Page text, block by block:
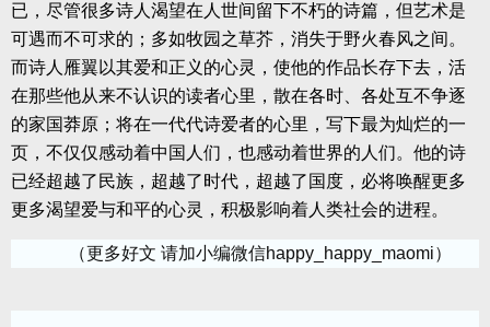
已，尽管很多诗人渴望在人世间留下不朽的诗篇，但艺术是
可遇而不可求的；多如牧园之草芥，消失于野火春风之间。
而诗人雁翼以其爱和正义的心灵，使他的作品长存下去，活
在那些他从来不认识的读者心里，散在各时、各处互不争逐
的家国莽原；将在一代代诗爱者的心里，写下最为灿烂的一
页，不仅仅感动着中国人们，也感动着世界的人们。他的诗
已经超越了民族，超越了时代，超越了国度，必将唤醒更多
更多渴望爱与和平的心灵，积极影响着人类社会的进程。
（更多好文 请加小编微信happy_happy_maomi）